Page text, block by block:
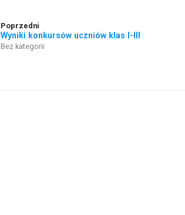
Poprzedni
Wyniki konkursów uczniów klas I-III
Bez kategorii